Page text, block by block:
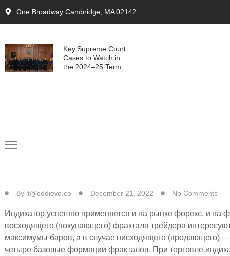
One Broadway Cambridge, MA 02142
Key Supreme Court
Cases to Watch in
the 2024–25 Term
By it@eddievo.co December 21, 2022 No Comments
Индикатор успешно применяется и на рынке форекс, и на
восходящего (покупающего) фрактала трейдера
максимумы баров, а в случае нисходящего (продающего)
четыре базовые формации фракталов. При торговле